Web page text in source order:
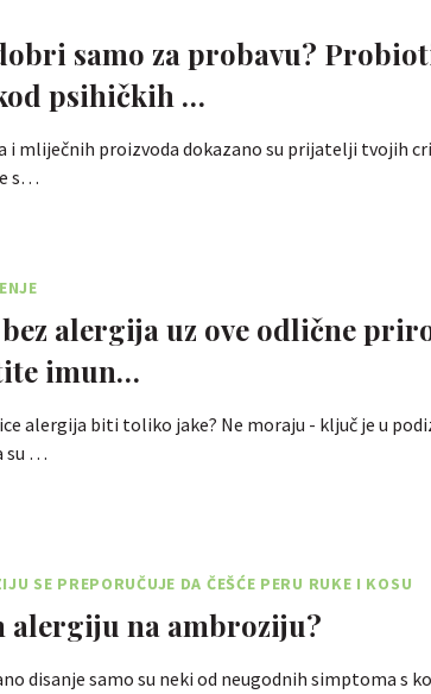
samo za probavu?
psihičkih …
mliječnih proizvoda dokazano su prijatelji tvojih
s…
alergija uz ove odlične
imun…
alergija biti toliko jake? Ne moraju - ključ je u
su …
SE PREPORUČUJE DA ČEŠĆE PERU RUKE I KOSU
alergiju na ambroziju?
disanje samo su neki od neugodnih simptoma s